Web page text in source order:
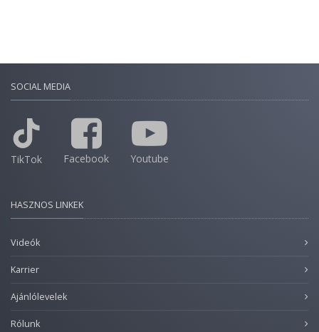
SOCIAL MEDIA
TikTok Facebook Youtube
HASZNOS LINKEK
Videók
Karrier
Ajánlólevelek
Rólunk